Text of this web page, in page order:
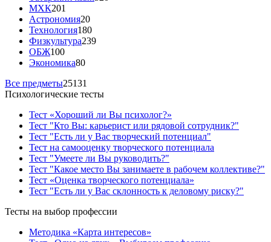
МХК201
Астрономия20
Технология180
Физкультура239
ОБЖ100
Экономика80
Все предметы25131
Психологические тесты
Тест «Хороший ли Вы психолог?»
Тест "Кто Вы: карьерист или рядовой сотрудник?"
Тест "Есть ли у Вас творческий потенциал"
Тест на самооценку творческого потенциала
Тест "Умеете ли Вы руководить?"
Тест "Какое место Вы занимаете в рабочем коллективе?"
Тест «Оценка творческого потенциала»
Тест "Есть ли у Вас склонность к деловому риску?"
Тесты на выбор профессии
Методика «Карта интересов»